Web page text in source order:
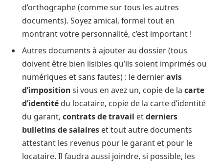
d’orthographe (comme sur tous les autres
documents). Soyez amical, formel tout en
montrant votre personnalité, c’est important !
Autres documents à ajouter au dossier (tous
doivent être bien lisibles qu’ils soient imprimés ou
numériques et sans fautes) : le dernieravis
d’impositionsi vous en avez un, copie de la carte
d’identité du locataire, copie de la carte d’identité
du garant, contrats de travail etderniers
bulletins de salaires et tout autre documents
attestant les revenus pour le garant et pour le
locataire. Il faudra aussi joindre, si possible, les